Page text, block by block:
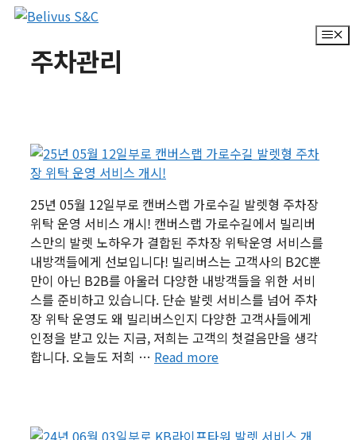
컨
주차관리
25년 05월 12일부로 캔버스랩 가로수길 발렛형 주차장
위탁 운영 서비스 개시! 캔버스랩 가로수길에서 빌리버
스만의 발렛 노하우가 결합된 주차장 위탁운영 서비스를
내방객들에게 선보입니다! 빌리버스는 고객사의 B2C뿐
만이 아닌 B2B를 아울러 다양한 내방객들을 위한 서비
스를 준비하고 있습니다. 단순 발렛 서비스를 넘어 주차
장 위탁 운영도 왜 빌리버스인지 다양한 고객사들에게
인정을 받고 있는 지금, 저희는 고객의 첫걸음만을 생각
합니다. 오늘도 저희 … Read more